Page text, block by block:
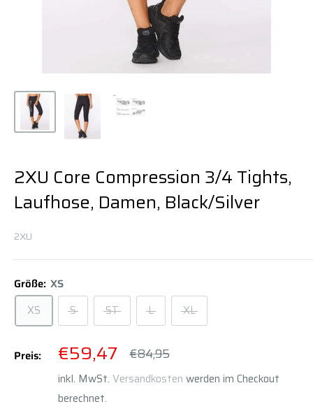
2XU Core Compression 3/4 Tights,
Laufhose, Damen, Black/Silver
2XU
Größe: XS
XS
S ST L XL
Preis: Sonderpreis
€59,47 Normalpreis
€84,95
inkl. MwSt. Versandkosten werden im Checkout
berechnet.